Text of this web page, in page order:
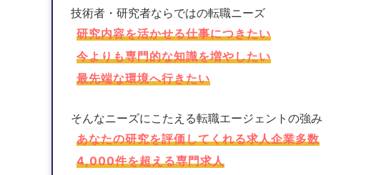
技術者・研究者ならではの転職ニーズ
研究内容を活かせる仕事につきたい
今よりも専門的な知識を増やしたい
最先端な環境へ行きたい
そんなニーズにこたえる転職エージェントの強み
あなたの研究を評価してくれる求人企業多数
4,000件を超える専門求人